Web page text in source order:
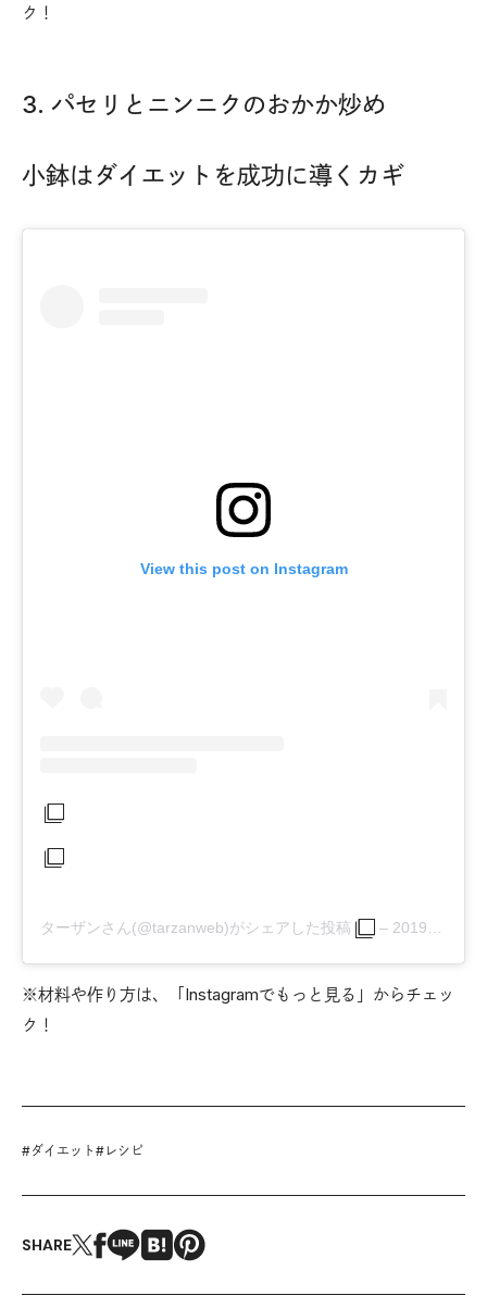
ク！
3. パセリとニンニクのおかか炒め
小鉢はダイエットを成功に導くカギ
View this post on Instagram
ターザンさん(@tarzanweb)がシェアした投稿 – 2019年 2月月8日午後7時00分PST
※材料や作り方は、「Instagramでもっと見る」からチェッ
ク！
#ダイエット # レシピ
SHARE